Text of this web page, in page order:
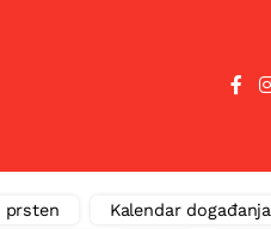
prsten
Kalendar događanja